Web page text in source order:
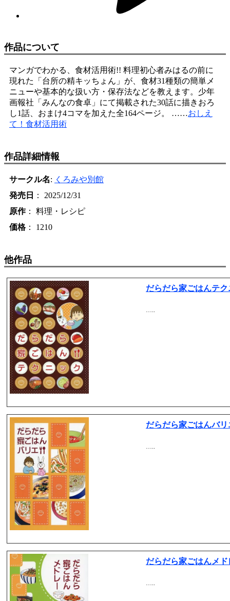
作品について
マンガでわかる、食材活用術!! 料理初心者みはるの前に
現れた「台所の精キッちょん」が、食材31種類の簡単メ
ニューや基本的な扱い方・保存法などを教えます。少年
画報社「みんなの食卓」にて掲載された30話に描きおろ
し1話、おまけ4コマを加えた全164ページ。 ……おしえ
て！食材活用術
作品詳細情報
サークル名: くろみや別館
発売日
： 2025/12/31
原作： 料理・レシピ
価格： 1210
他作品
だらだら家ごはんテク
…..
だらだら家ごはんバリ
…..
だらだら家ごはんメド
…..